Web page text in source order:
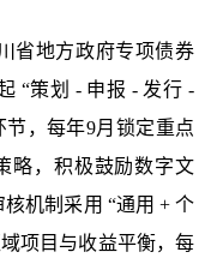
省地方政府专项债券
“策划 - 申报 - 发行 -
节，每年9月锁定重点
略，积极鼓励数字文
机制采用 “通用 + 个
项目与收益平衡，每